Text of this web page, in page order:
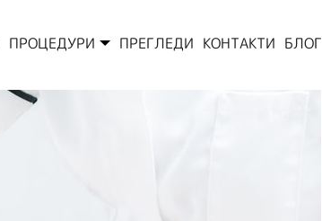
ПРОЦЕДУРИ ПРЕГЛЕДИ КОНТАКТИ БЛОГ